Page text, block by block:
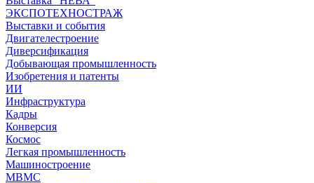
ЭКСПОТЕХНОСТРАЖ
Выставки и события
Двигателестроение
Диверсификация
Добывающая промышленность
Изобретения и патенты
ИИ
Инфраструктура
Кадры
Конверсия
Космос
Легкая промышленность
Машиностроение
МВМС